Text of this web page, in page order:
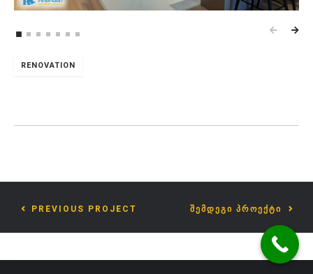
RENOVATION
PREVIOUS PROJECT ᲨᲔᲛᲓᲔᲒᲘ ᲞᲠᲝᲔᲥᲢᲘ